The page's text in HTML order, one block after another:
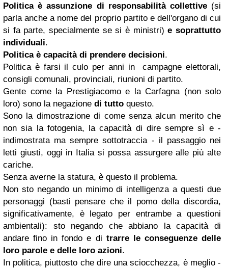
Politica è assunzione di responsabilità collettive (si
parla anche a nome del proprio partito e dell'organo di cui
si fa parte, specialmente se si è ministri)e soprattutto
individuali.
Politica è capacità di prendere decisioni.
Politica è farsi il culo per anni in campagne elettorali,
consigli comunali, provinciali, riunioni di partito.
Gente come la Prestigiacomo e la Carfagna (non solo
loro) sono la negazione di tutto questo.
Sono la dimostrazione di come senza alcun merito che
non sia la fotogenia, la capacità di dire sempre sì e -
indimostrata ma sempre sottotraccia - il passaggio nei
letti giusti, oggi in Italia si possa assurgere alle più alte
cariche.
Senza averne la statura, è questo il problema.
Non sto negando un minimo di intelligenza a questi due
personaggi (basti pensare che il pomo della discordia,
significativamente, è legato per entrambe a questioni
ambientali): sto negando che abbiano la capacità di
andare fino in fondo e di trarre le conseguenze delle
loro parole e delle loro azioni.
In politica, piuttosto che dire una sciocchezza, è meglio -